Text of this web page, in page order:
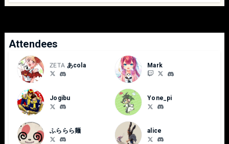
・Nintendo Switch の傍に名前が記載された紙がある場合、
【 ゲーム進行停止時の対応 】
・スタートボタンやHOMEボタン、電源ボタンの操作により
試合が止まった場合、基本はそのラウンドをゲームを止め
たプレイヤーの負けとします。
・対戦していない第3者のHOMEボタンや誤操作により試合
が止まった場合、両者の相談により試合を再開します。 相
談内容がまとまらない場合はスタッフを呼んでください。
【ポートと座席の希望について 】
Attendees
ZETA あcola Mark
Jogibu Yone_pi
ふららら麺 alice